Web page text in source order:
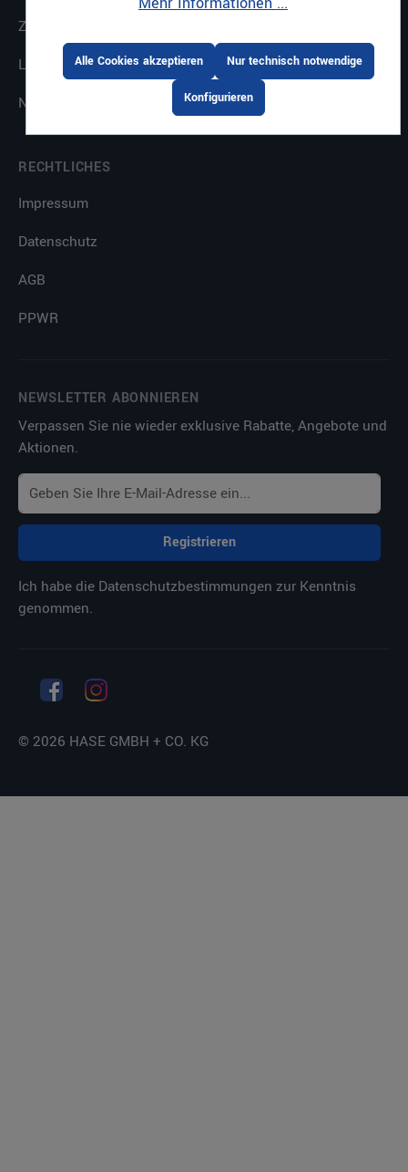
Zahlungsarten
Lieferung & Versand
Newsletter
RECHTLICHES
Impressum
Datenschutz
AGB
PPWR
NEWSLETTER ABONNIEREN
Verpassen Sie nie wieder exklusive Rabatte, Angebote und
Aktionen.
Registrieren
Ich habe die Datenschutzbestimmungen zur Kenntnis
genommen.
© 2026 HASE GMBH + CO. KG
Nur technisch notwendige
Konfigurieren
Alle Cookies akzeptieren